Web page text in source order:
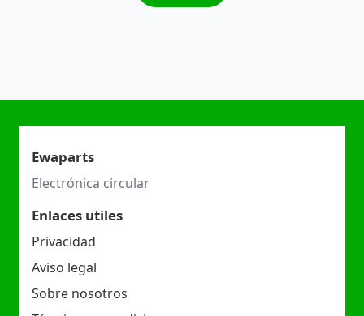
Ewaparts
Electrónica circular
Enlaces utiles
Privacidad
Aviso legal
Sobre nosotros